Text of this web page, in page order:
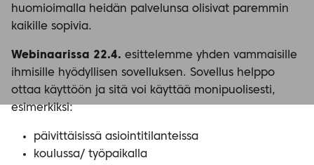
huomioimalla heidän palvelunsa olisivat paremmin
kaikille sopivia.
Webinaarissa 22.4. esittelemme yhden vammaisille
ihmisille hyödyllisen sovelluksen. Sovellus helppo
ottaa käyttöön ja sitä voi käyttää monipuolisesti,
esimerkiksi:
päivittäisissä asiointitilanteissa
koulussa/ työpaikalla